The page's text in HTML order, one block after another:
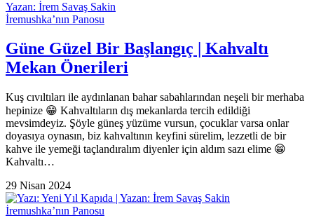
İremushka’nın Panosu
Güne Güzel Bir Başlangıç | Kahvaltı
Mekan Önerileri
Kuş cıvıltıları ile aydınlanan bahar sabahlarından neşeli bir merhaba
hepinize 😁 Kahvaltıların dış mekanlarda tercih edildiği
mevsimdeyiz. Şöyle güneş yüzüme vursun, çocuklar varsa onlar
doyasıya oynasın, biz kahvaltının keyfini sürelim, lezzetli de bir
kahve ile yemeği taçlandıralım diyenler için aldım sazı elime 😁
Kahvaltı…
29 Nisan 2024
İremushka’nın Panosu